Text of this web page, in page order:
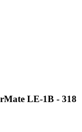
LE-1B - 318